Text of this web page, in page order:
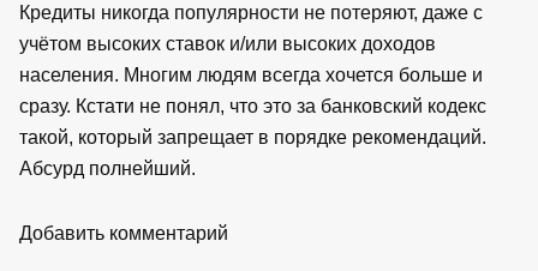
Кредиты никогда популярности не потеряют, даже с
учётом высоких ставок и/или высоких доходов
населения. Многим людям всегда хочется больше и
сразу. Кстати не понял, что это за банковский кодекс
такой, который запрещает в порядке рекомендаций.
Абсурд полнейший.
Добавить комментарий